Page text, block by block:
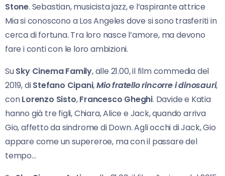
Stone. Sebastian, musicista jazz, e l’aspirante attrice
Mia si conoscono a Los Angeles dove si sono trasferiti in
cerca di fortuna. Tra loro nasce l’amore, ma devono
fare i conti con le loro ambizioni.
SuSky Cinema Family, alle 21.00, il film commedia del
2019, diStefano Cipani,Mio fratellorincorre i dinosauri,
conLorenzo Sisto,Francesco Gheghi. Davide e Katia
hanno già tre figli, Chiara, Alice e Jack, quando arriva
Gio, affetto da sindrome di Down. Agli occhi di Jack, Gio
appare come un supereroe, ma con il passare del
tempo…